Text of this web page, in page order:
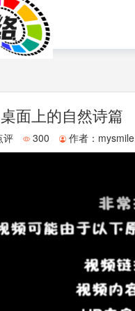
面上的自然诗篇
评 300 作者： mysmile